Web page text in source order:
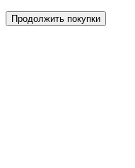
Продолжить покупки